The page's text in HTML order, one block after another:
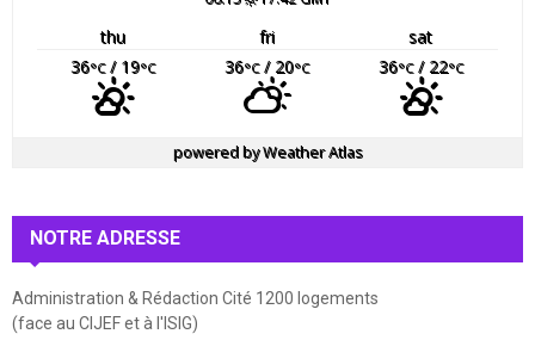
thu fri
sat
36°C/ 19°C 36°C/ 20°C 36°C/ 22°C
powered byWeather Atlas
NOTRE ADRESSE
Administration & Rédaction Cité 1200 logements
(face au CIJEF et à l'ISIG)